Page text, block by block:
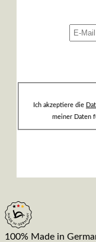
Ich akzeptiere die
meiner Daten
100% Made in